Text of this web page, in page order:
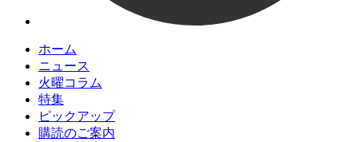
ホーム
ニュース
火曜コラム
特集
ピックアップ
購読のご案内